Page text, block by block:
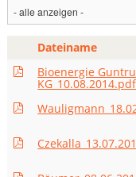
Dateiname
Bioenergie
KG_10.08.2014.pdf